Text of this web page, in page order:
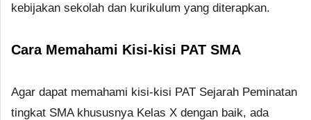
kebijakan sekolah dan kurikulum yang diterapkan.
Cara Memahami Kisi-kisi PAT SMA
Agar dapat memahami kisi-kisi PAT Sejarah Peminatan
tingkat SMA khususnya Kelas X dengan baik, ada